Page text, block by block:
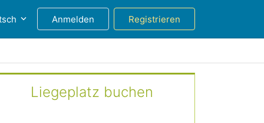
Anmelden Registrieren
Liegeplatz buchen